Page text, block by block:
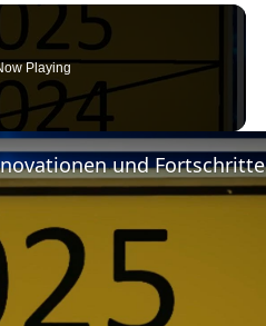
Playing
und Fortschritte